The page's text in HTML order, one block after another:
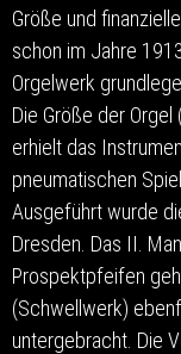
Größe und
schon im Jahre
Orgelwerk
Die Größe der
erhielt das
pneumatischen
Ausgeführt wurde
Dresden. Das II.
Prospektpfeifen
(Schwellwerk)
untergebracht. Die